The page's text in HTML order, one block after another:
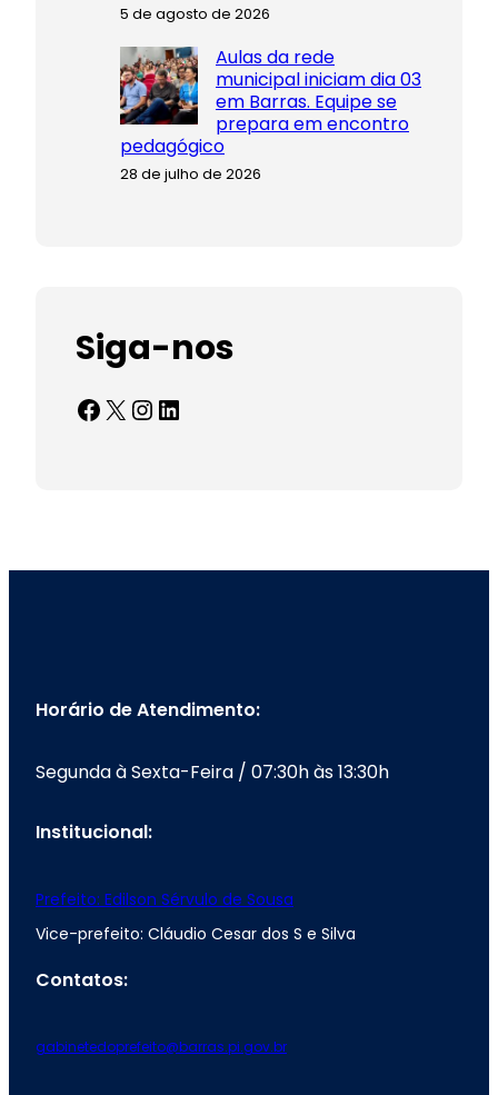
5 de agosto de 2026
Aulas da rede
municipal iniciam dia 03
em Barras. Equipe se
prepara em encontro
pedagógico
28 de julho de 2026
Siga-nos
Facebook X InstagramLinkedIn
Horário de Atendimento:
Segunda à Sexta-Feira / 07:30h às 13:30h
Institucional:
Prefeito: Edilson Sérvulo de Sousa
Vice-prefeito: Cláudio Cesar dos S e Silva
Contatos:
gabinetedoprefeito@barras.pi.gov.br